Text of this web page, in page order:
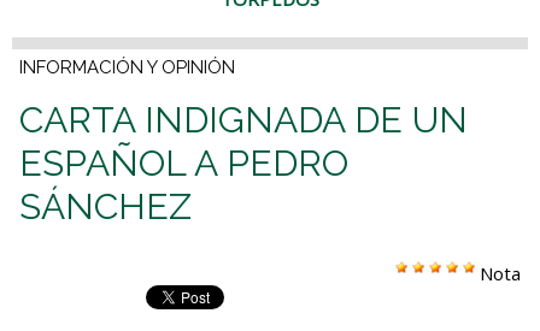
INFORMACIÓN Y OPINIÓN
CARTA INDIGNADA DE UN
ESPAÑOL A PEDRO
SÁNCHEZ
Nota